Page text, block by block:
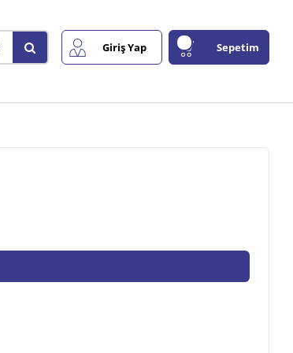
Giriş Yap Sepetim